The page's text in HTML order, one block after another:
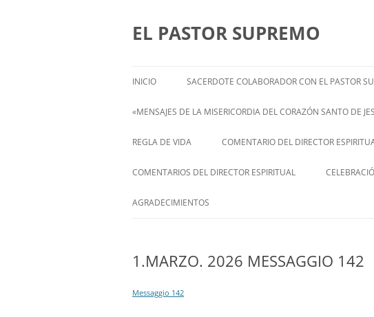
EL PASTOR SUPREMO
INICIO SACERDOTE COLABORADOR CON EL PASTOR
«MENSAJES DE LA MISERICORDIA DEL CORAZÓN SANTO DE
ENGLISH
FRANÇAIS
ITALIANI
REGLA DE VIDA COMENTARIO DEL DIRECTOR
COMENTARIOS DEL DIRECTOR ESPIRITUAL
STATEMENT FROM THE SPIRITUAL
AGRADECIMIENTOS
1.MARZO. 2026 MESSAGGIO 142
Messaggio 142